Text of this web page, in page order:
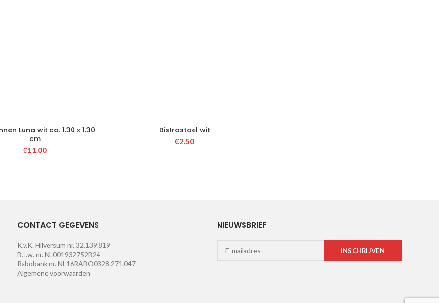
Luna wit ca. 1.30 x 1.30
cm
€11.00
Bistrostoel wit
€2.50
CONTACT GEGEVENS
K.v.K. Hilversum nr. 32.139.819
B.t.w. nr. NL001932752B24
Rabobank nr. NL16RABO0328.271.047
Algemene voorwaarden
NIEUWSBRIEF